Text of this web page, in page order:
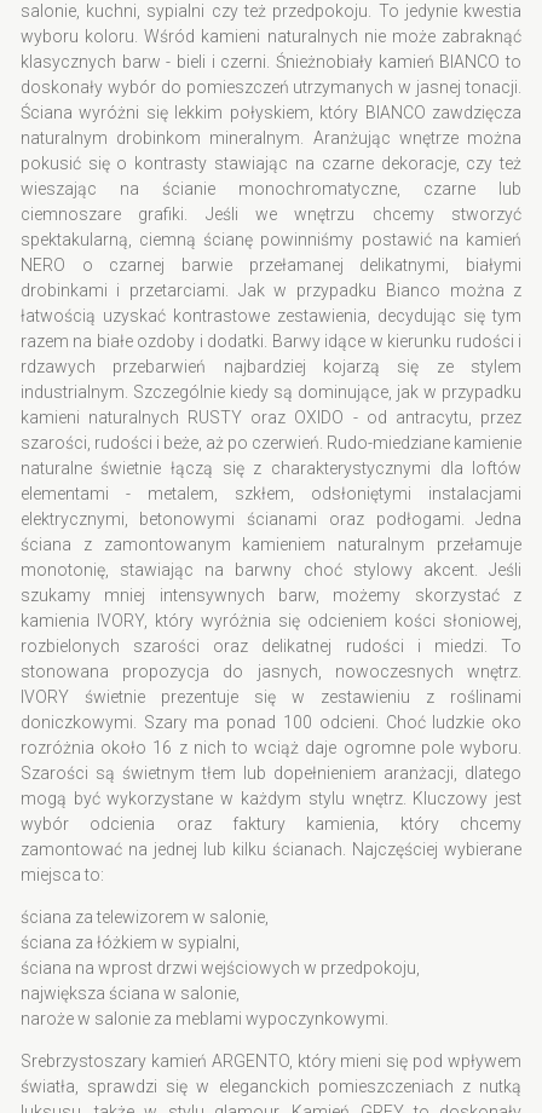
salonie, kuchni, sypialni czy też przedpokoju. To jedynie kwestia
wyboru koloru. Wśród kamieni naturalnych nie może zabraknąć
klasycznych barw - bieli i czerni. Śnieżnobiały kamień BIANCO to
doskonały wybór do pomieszczeń utrzymanych w jasnej tonacji.
Ściana wyróżni się lekkim połyskiem, który BIANCO zawdzięcza
naturalnym drobinkom mineralnym. Aranżując wnętrze można
pokusić się o kontrasty stawiając na czarne dekoracje, czy też
wieszając na ścianie monochromatyczne, czarne lub
ciemnoszare grafiki. Jeśli we wnętrzu chcemy stworzyć
spektakularną, ciemną ścianę powinniśmy postawić na kamień
NERO o czarnej barwie przełamanej delikatnymi, białymi
drobinkami i przetarciami. Jak w przypadku Bianco można z
łatwością uzyskać kontrastowe zestawienia, decydując się tym
razem na białe ozdoby i dodatki. Barwy idące w kierunku rudości i
rdzawych przebarwień najbardziej kojarzą się ze stylem
industrialnym. Szczególnie kiedy są dominujące, jak w przypadku
kamieni naturalnych RUSTY oraz OXIDO - od antracytu, przez
szarości, rudości i beże, aż po czerwień. Rudo-miedziane kamienie
naturalne świetnie łączą się z charakterystycznymi dla loftów
elementami - metalem, szkłem, odsłoniętymi instalacjami
elektrycznymi, betonowymi ścianami oraz podłogami. Jedna
ściana z zamontowanym kamieniem naturalnym przełamuje
monotonię, stawiając na barwny choć stylowy akcent. Jeśli
szukamy mniej intensywnych barw, możemy skorzystać z
kamienia IVORY, który wyróżnia się odcieniem kości słoniowej,
rozbielonych szarości oraz delikatnej rudości i miedzi. To
stonowana propozycja do jasnych, nowoczesnych wnętrz.
IVORY świetnie prezentuje się w zestawieniu z roślinami
doniczkowymi. Szary ma ponad 100 odcieni. Choć ludzkie oko
rozróżnia około 16 z nich to wciąż daje ogromne pole wyboru.
Szarości są świetnym tłem lub dopełnieniem aranżacji, dlatego
mogą być wykorzystane w każdym stylu wnętrz. Kluczowy jest
wybór odcienia oraz faktury kamienia, który chcemy
zamontować na jednej lub kilku ścianach. Najczęściej wybierane
miejsca to:
ściana za telewizorem w salonie,
ściana za łóżkiem w sypialni,
ściana na wprost drzwi wejściowych w przedpokoju,
największa ściana w salonie,
naroże w salonie za meblami wypoczynkowymi.
Srebrzystoszary kamień ARGENTO, który mieni się pod wpływem
światła, sprawdzi się w eleganckich pomieszczeniach z nutką